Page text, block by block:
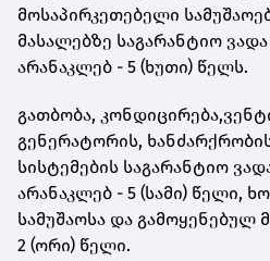
მოსაპირკეთებელი
მასალებზე საგარანტიო
არანაკლებ - 5 (ხუთი) წელს.
გათბობა,
გენერატორის,
სისტემების საგარანტიო
არანაკლებ - 5 (სამი) წელი,
სამუშაოსა და გამოყენებულ
2 (ორი) წელი.